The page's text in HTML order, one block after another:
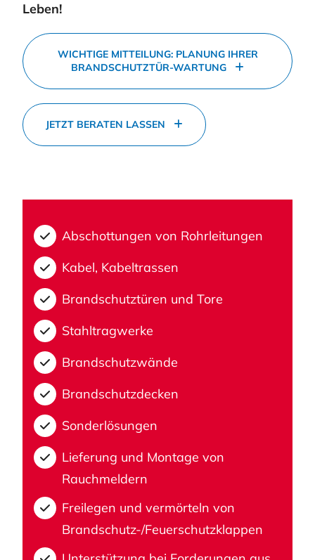
Leben!
WICHTIGE MITTEILUNG: PLANUNG IHRER
BRANDSCHUTZTÜR-WARTUNG
JETZT BERATEN LASSEN
Abschottungen von Rohrleitungen
Kabel, Kabeltrassen
Brandschutztüren und Tore
Stahltragwerke
Brandschutzwände
Brandschutzdecken
Sonderlösungen
Lieferung und Montage von
Rauchmeldern
Freilegen und vermörteln von
Brandschutz-/Feuerschutzklappen